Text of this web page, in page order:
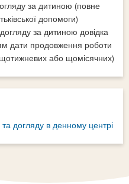
за дитиною (повне
допомоги)
за дитиною довідка
дати продовження роботи
щотижневих або щомісячних)
догляду в денному центрі